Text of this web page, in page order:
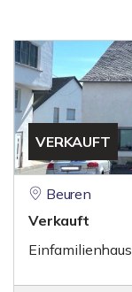
VERKAUFT
Beuren
Verkauft
Einfamilienhaus